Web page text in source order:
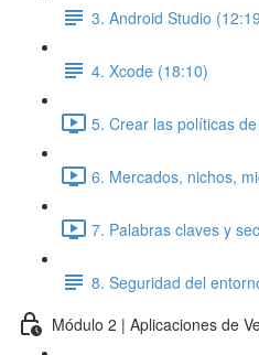
3. Android Studio
4. Xcode (18:10)
5. Crear las políticas
6. Mercados, nichos,
7. Palabras claves y
8. Seguridad del
Módulo 2 | Aplicaciones de